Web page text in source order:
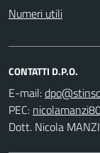
Numeri utili
CONTATTI D.P.O.
E-mail:
PEC:
Dott. Nicola MANZI